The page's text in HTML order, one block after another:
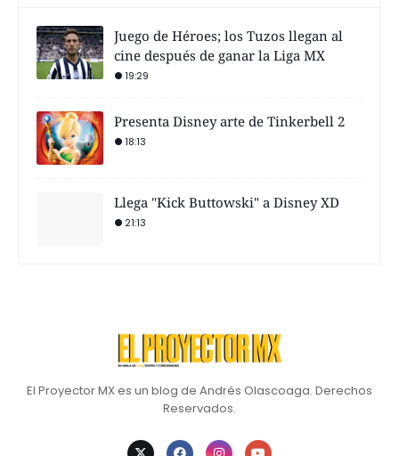
Juego de Héroes; los Tuzos llegan al
cine después de ganar la Liga MX
19:29
Presenta Disney arte de Tinkerbell 2
18:13
Llega "Kick Buttowski" a Disney XD
21:13
El Proyector MX es un blog de Andrés Olascoaga. Derechos
Reservados.